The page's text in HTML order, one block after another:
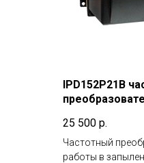
IPD152P21B
25 500 р.
Частотный
работы в